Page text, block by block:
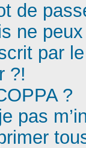
de
ne
par
?!
?
pas